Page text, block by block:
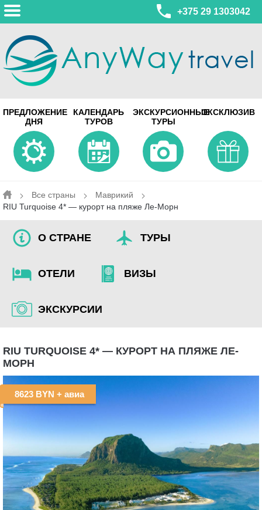
+375 29 1303042
ул. Леонида Беды, 45-547
смотреть на карте
МИНСК
Турагентство Coral Travel
ул. Притыцкого 156/1 пом.37
ул. Скрыганова 4б пом.487
ПРЕДЛОЖЕНИЕ
ДНЯ
КАЛЕНДАРЬ
ТУРОВ
ЭКСКУРСИОННЫЕ
ТУРЫ
ЭКСКЛЮЗИВ
Все страны
Маврикий
RIU Turquoise 4* — курорт на пляже Ле-Морн
О СТРАНЕ ТУРЫ
ОТЕЛИ ВИЗЫ
ЭКСКУРСИИ
RIU TURQUOISE 4* — КУРОРТ НА ПЛЯЖЕ ЛЕ-
МОРН
8623 BYN + авиа